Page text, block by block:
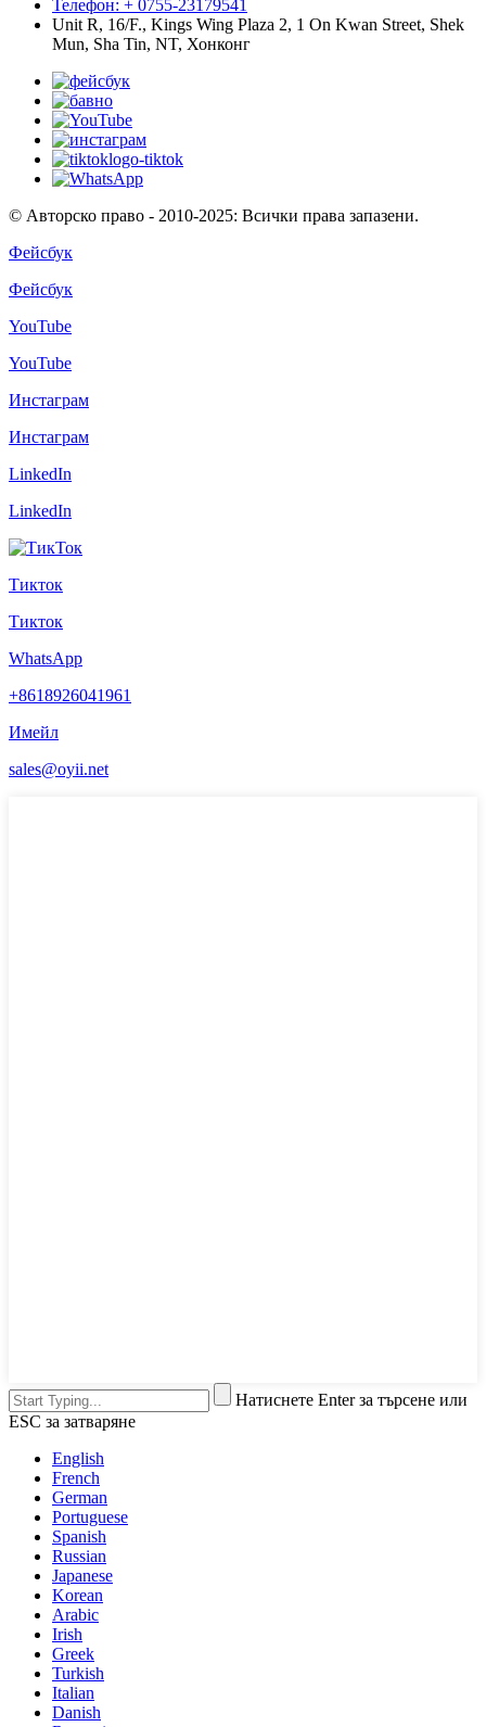
Телефон: + 0755-23179541
Unit R, 16/F., Kings Wing Plaza 2, 1 On Kwan Street, Shek
Mun, Sha Tin, NT, Хонконг
© Авторско право - 2010-2025: Всички права запазени.
Фейсбук
Фейсбук
YouTube
YouTube
Инстаграм
Инстаграм
LinkedIn
LinkedIn
Тикток
Тикток
WhatsApp
+8618926041961
Имейл
sales@oyii.net
Натиснете Enter за търсене или
ESC за затваряне
English
French
German
Portuguese
Spanish
Russian
Japanese
Korean
Arabic
Irish
Greek
Turkish
Italian
Danish